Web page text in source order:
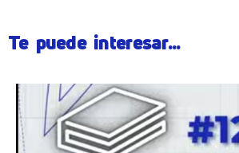
Te puede interesar...